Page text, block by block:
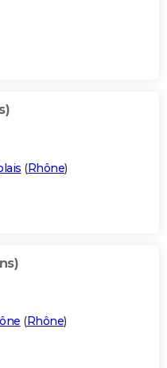
(Rhône)
(Rhône)